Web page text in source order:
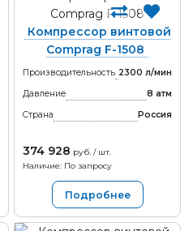
Компрессор винтовой
Comprag F-1508
Производительность 2300 л/мин
Давление
8 атм
Страна
Россия
374 928 руб. / шт.
Наличие: По запросу
Подробнее